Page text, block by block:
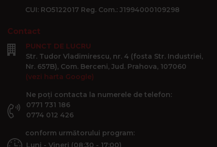
CUI: RO5122017 Reg. Com.: J1994000109298
Contact
PUNCT DE LUCRU
Str. Tudor Vladimirescu, nr. 4 (fosta Str. Industriei,
Nr. 657B), Com. Berceni, Jud. Prahova, 107060
(vezi harta Google)
Ne poți contacta la numerele de telefon:
0771 731 186
0774 012 426
conform următorului program:
Luni - Vineri (08:30 - 17:00)